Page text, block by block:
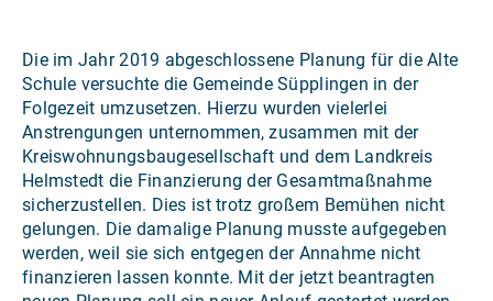
Die im Jahr 2019 abgeschlossene Planung für die Alte
Schule versuchte die Gemeinde Süpplingen in der
Folgezeit umzusetzen. Hierzu wurden vielerlei
Anstrengungen unternommen, zusammen mit der
Kreiswohnungsbaugesellschaft und dem Landkreis
Helmstedt die Finanzierung der Gesamtmaßnahme
sicherzustellen. Dies ist trotz großem Bemühen nicht
gelungen. Die damalige Planung musste aufgegeben
werden, weil sie sich entgegen der Annahme nicht
finanzieren lassen konnte. Mit der jetzt beantragten